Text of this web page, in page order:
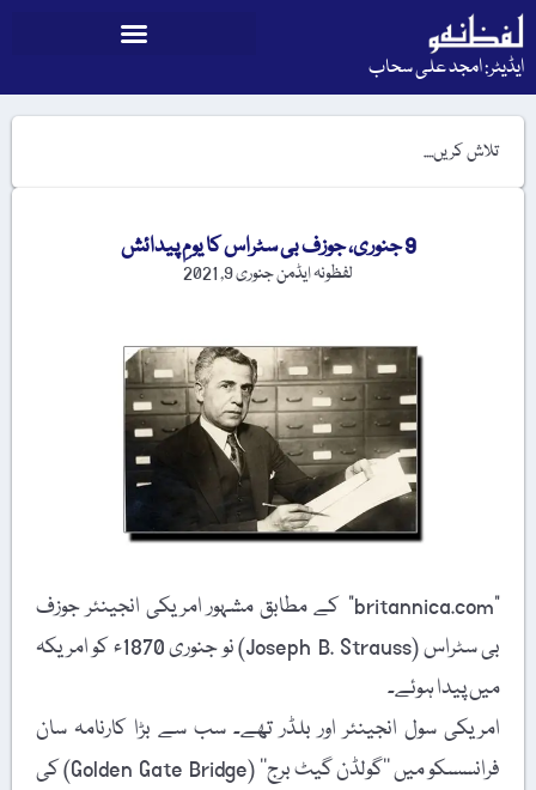
ایڈیٹر: امجد علی سحاب
9 جنوری، جوزف بی سٹراس کا یومِ پیدائش
لفظونہ ایڈمنجنوری 9, 2021
"britannica.com” کے مطابق مشہور امریکی انجینئر جوزف
بی سٹراس (Joseph B. Strauss) نو جنوری 1870ء کو امریکہ
میں پیدا ہوئے۔
امریکی سول انجینئر اور بلڈر تھے۔ سب سے بڑا کارنامہ سان
فرانسسکو میں ’’گولڈن گیٹ برج‘‘ (Golden Gate Bridge) کی